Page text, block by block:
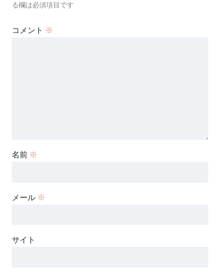
る欄は必須項目です
コメント ※
名前 ※
メール ※
サイト